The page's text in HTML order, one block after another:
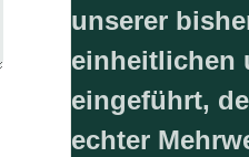
unserer
einheitlichen
eingeführt,
echter